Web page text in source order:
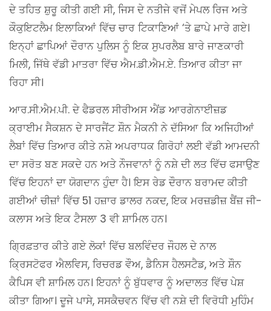
ਦੇ ਤਹਿਤ ਸ਼ੁਰੂ ਕੀਤੀ ਗਈ ਸੀ, ਜਿਸ ਦੇ ਨਤੀਜੇ ਵਜੋਂ ਮੇਪਲ ਰਿਜ ਅਤੇ
ਕੌਕੁਇਟਲੈਮ ਇਲਾਕਿਆਂ ਵਿੱਚ ਚਾਰ ਟਿਕਾਣਿਆਂ ‘ਤੇ ਛਾਪੇ ਮਾਰੇ ਗਏ।
ਇਨ੍ਹਾਂ ਛਾਪਿਆਂ ਦੌਰਾਨ ਪੁਲਿਸ ਨੂੰ ਇਕ ਸੁਪਰਲੈਬ ਬਾਰੇ ਜਾਣਕਾਰੀ
ਮਿਲੀ, ਜਿੱਥੇ ਵੱਡੀ ਮਾਤਰਾ ਵਿੱਚ ਐਮ.ਡੀ.ਐਮ.ਏ. ਤਿਆਰ ਕੀਤਾ ਜਾ
ਰਿਹਾ ਸੀ।
ਆਰ.ਸੀ.ਐਮ.ਪੀ. ਦੇ ਫੈਡਰਲ ਸੀਰੀਅਸ ਐਂਡ ਆਰਗੇਨਾਈਜ਼ਡ
ਕ੍ਰਾਈਮ ਸੈਕਸ਼ਨ ਦੇ ਸਾਰਜੈਂਟ ਸ਼ੌਨ ਮੈਕਨੀ ਨੇ ਦੱਸਿਆ ਕਿ ਅਜਿਹੀਆਂ
ਲੈਬਾਂ ਵਿੱਚ ਤਿਆਰ ਕੀਤੇ ਨਸ਼ੇ ਅਪਰਾਧਕ ਗਿਰੋਹਾਂ ਲਈ ਵੱਡੀ ਆਮਦਨੀ
ਦਾ ਸਰੋਤ ਬਣ ਸਕਦੇ ਹਨ ਅਤੇ ਨੌਜਵਾਨਾਂ ਨੂੰ ਨਸ਼ੇ ਦੀ ਲਤ ਵਿੱਚ ਫਸਾਉਣ
ਵਿੱਚ ਇਹਨਾਂ ਦਾ ਯੋਗਦਾਨ ਹੁੰਦਾ ਹੈ। ਇਸ ਰੇਡ ਦੌਰਾਨ ਬਰਾਮਦ ਕੀਤੀ
ਗਈਆਂ ਚੀਜ਼ਾਂ ਵਿੱਚ 51 ਹਜ਼ਾਰ ਡਾਲਰ ਨਕਦ, ਇਕ ਮਰਜ਼ਡੀਜ਼ ਬੈਂਜ਼ ਜੀ-
ਕਲਾਸ ਅਤੇ ਇਕ ਟੈਸਲਾ 3 ਵੀ ਸ਼ਾਮਿਲ ਹਨ।
ਗ੍ਰਿਫ਼ਤਾਰ ਕੀਤੇ ਗਏ ਲੋਕਾਂ ਵਿੱਚ ਬਲਵਿੰਦਰ ਜੌਹਲ ਦੇ ਨਾਲ
ਕ੍ਰਿਸਟੋਫਰ ਐਲਵਿਸ, ਰਿਚਰਡ ਵੌਅ, ਡੈਨਿਸ ਹੈਲਸਟੈਡ, ਅਤੇ ਸ਼ੌਨ
ਕੈਪਿਸ ਵੀ ਸ਼ਾਮਿਲ ਹਨ। ਇਹਨਾਂ ਨੂੰ ਬੁੱਧਵਾਰ ਨੂੰ ਅਦਾਲਤ ਵਿੱਚ ਪੇਸ਼
ਕੀਤਾ ਗਿਆ। ਦੂਜੇ ਪਾਸੇ, ਸਸਕੈਚਵਨ ਵਿੱਚ ਵੀ ਨਸ਼ੇ ਦੀ ਵਿਰੋਧੀ ਮੁਹਿੰਮ